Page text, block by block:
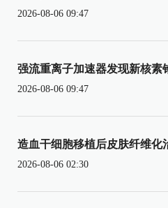
2026-08-06 09:47
强流重离子加速器发现新核素
2026-08-06 09:47
造血干细胞移植后皮肤纤维化
2026-08-06 02:30